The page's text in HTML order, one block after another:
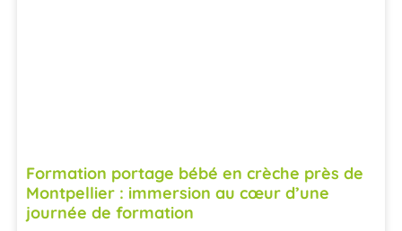
Formation portage bébé en crèche près de
Montpellier : immersion au cœur d’une
journée de formation